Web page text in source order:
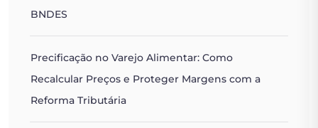
BNDES
Precificação no Varejo Alimentar: Como
Recalcular Preços e Proteger Margens com a
Reforma Tributária